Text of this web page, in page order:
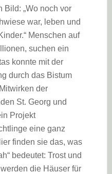
Bild: „Wo noch vor
war, leben und
Menschen auf
suchen ein
konnte mit der
durch das Bistum
der
St. Georg und
Projekt
eine ganz
finden sie das, was
bedeutet: Trost und
die Häuser für